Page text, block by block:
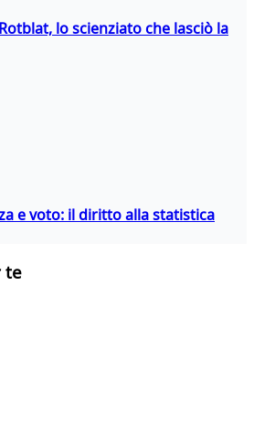
lo scienziato che lasciò la
e voto: il diritto alla statistica
te